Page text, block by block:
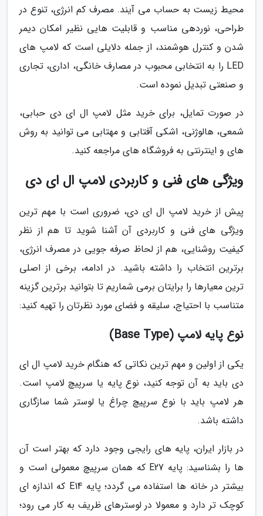
محیط زیست به حساب می آیند. مصرف کم انرژی، تنوع در
طراحی، نوردهی مناسب و قابلیت هایی نظیر امکان دیمر
شدن و کنترل هوشمند، از جمله دلایلی است که لامپ های
LED را به انتخابی محبوب در مصارف خانگی، اداری، تجاری
و صنعتی تبدیل نموده است.
در صورت تمایل، برای خرید مثل لامپ ال ای دی حبابی،
شمعی، هالوژنی، اشکی آفتابی و مهتابی می توانید به روش
های و اینترنتی به فروشگاه های مراجعه کنید.
ویژگی های فنی و کاربردی لامپ ال ای دی
پیش از خرید لامپ ال ای دی، ضروری است با مهم ترین
ویژگی های فنی و کاربردی آن آشنا شوید تا هم از نظر
کیفیت روشنایی، هم از لحاظ صرفه جویی در مصرف انرژی،
برترین انتخاب را داشته باشید. در ادامه، برخی از اصلی
ترین معیارها را برایتان برمی شماریم تا بتوانید برترین گزینه
متناسب با احتیاج، سلیقه و فضای مورد نظرتان را تهیه کنید:
نوع پایه لامپ (Base Type)
یکی از اولین و مهم ترین نکاتی که هنگام خرید لامپ ال ای
دی باید به آن توجه کنید، نوع پایه یا سرپیچ لامپ است.
هر لامپ باید با نوع سرپیچ چراغ یا لوستر شما سازگاری
داشته باشد.
در بازار ایران، پایه های رایجی وجود دارد که بهتر است آن
ها را بشناسید: پایه E27 که همان سرپیچ معمولی است و
بیشتر در خانه ها استفاده می گردد؛ پایه E14 که اندازه ای
کوچک تر دارد و معمولا در لوسترهای ظریف به کار می رود؛